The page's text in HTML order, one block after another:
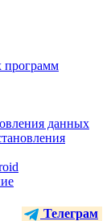
программ
данных
Телеграм